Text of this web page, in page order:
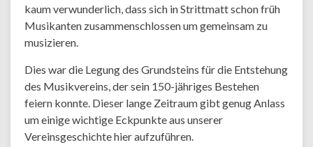
kaum verwunderlich, dass sich in Strittmatt schon früh
Musikanten zusammenschlossen um gemeinsam zu
musizieren.
Dies war die Legung des Grundsteins für die Entstehung
des Musikvereins, der sein 150-jähriges Bestehen
feiern konnte. Dieser lange Zeitraum gibt genug Anlass
um einige wichtige Eckpunkte aus unserer
Vereinsgeschichte hier aufzuführen.